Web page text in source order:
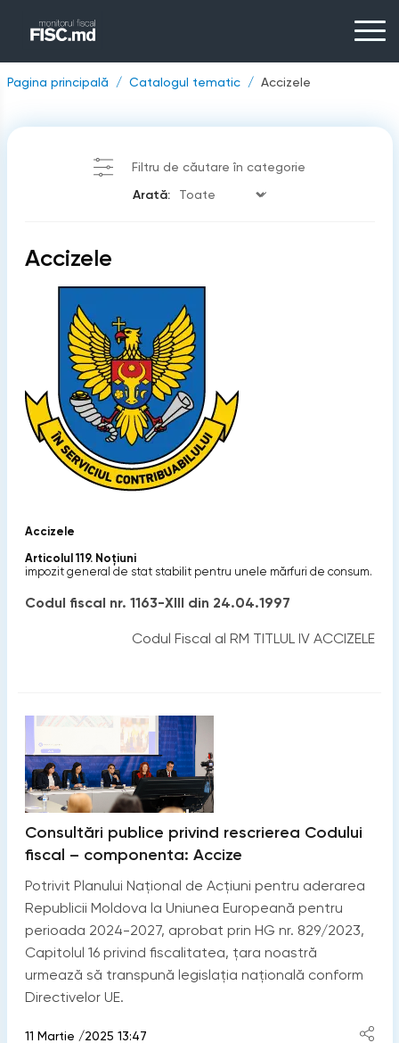
Pagina principală Catalogul tematic Accizele
Filtru de căutare în categorie
Arată:
Accizele
Accizele
Articolul 119. Noţiuni
impozit general de stat stabilit pentru unele mărfuri de consum.
Codul fiscal nr. 1163-XIII din 24.04.1997
Codul Fiscal al RM TITLUL IV ACCIZELE
Consultări publice privind rescrierea Codului
fiscal – componenta: Accize
Potrivit Planului Național de Acțiuni pentru aderarea
Republicii Moldova la Uniunea Europeană pentru
perioada 2024-2027, aprobat prin HG nr. 829/2023,
Capitolul 16 privind fiscalitatea, țara noastră
urmează să transpună legislația națională conform
Directivelor UE.
11 Martie /2025 13:47